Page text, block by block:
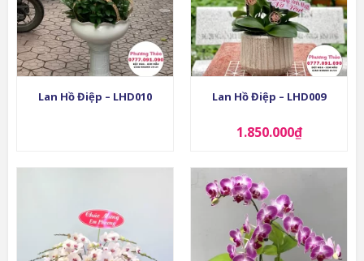
Lan Hồ Điệp – LHD010 Lan Hồ Điệp – LHD009
1.850.000₫